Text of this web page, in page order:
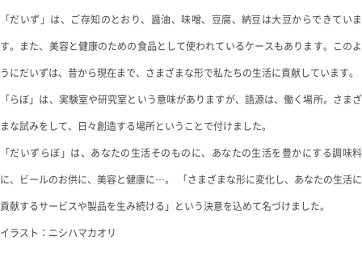
「だいず」は、ご存知のとおり、醤油、味噌、豆腐、納豆は大豆からできていま
す。また、美容と健康のための食品として使われているケースもあります。このよ
うにだいずは、昔から現在まで、さまざまな形で私たちの生活に貢献しています。
「らぼ」は、実験室や研究室という意味がありますが、語源は、働く場所。さまざ
まな試みをして、日々創造する場所ということで付けました。
「だいずらぼ」は、あなたの生活そのものに、あなたの生活を豊かにする調味料
に、ビールのお供に、美容と健康に…。 「さまざまな形に変化し、あなたの生活に
貢献するサービスや製品を生み続ける」という決意を込めて名づけました。
イラスト：ニシハマカオリ